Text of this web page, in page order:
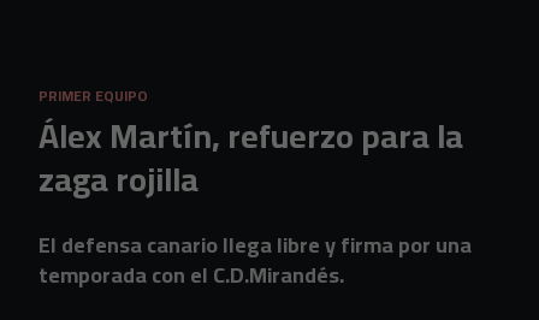
PRIMER EQUIPO
Álex Martín, refuerzo para la
zaga rojilla
El defensa canario llega libre y firma por una
temporada con el C.D.Mirandés.